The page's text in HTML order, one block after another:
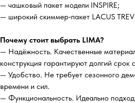
— чашковый пакет модели INSPIRE;
— широкий скиммер‑пакет LACUS
Почему стоит выбрать LIMA?
— Надёжность. Качественные
конструкция гарантируют долгий срок
— Удобство. Не требует сезонного
времени и сил.
— Функциональность. Идеально